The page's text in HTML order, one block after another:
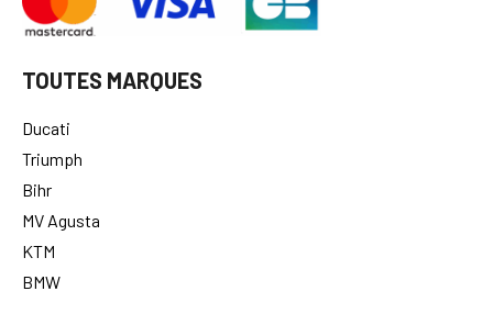
TOUTES MARQUES
Ducati
Triumph
Bihr
MV Agusta
KTM
BMW